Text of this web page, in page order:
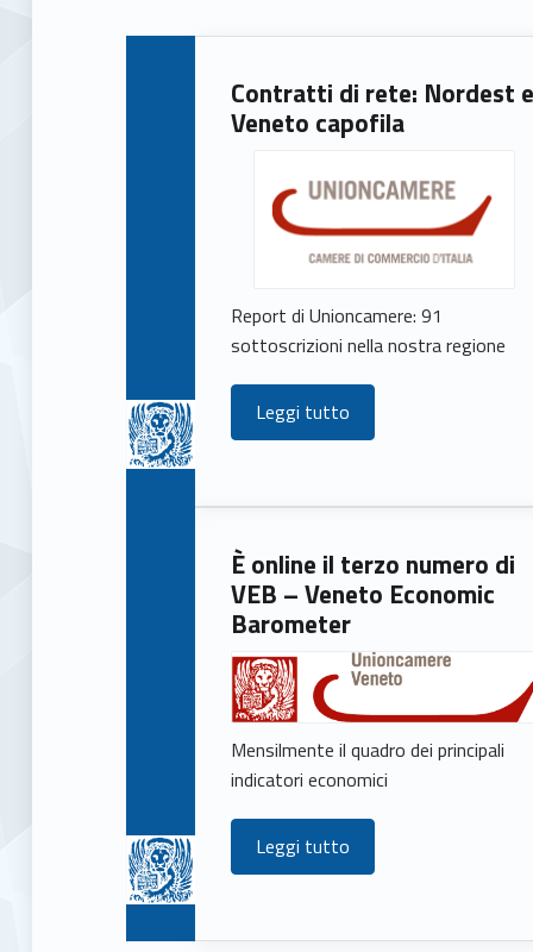
Contratti di rete: Nordest e
Veneto capofila
Report di Unioncamere: 91
sottoscrizioni nella nostra regione
Leggi tutto
È online il terzo numero di
VEB – Veneto Economic
Barometer
Mensilmente il quadro dei principali
indicatori economici
Leggi tutto